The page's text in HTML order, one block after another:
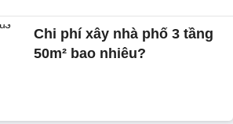
Chi phí xây nhà phố 3 tầng
50m² bao nhiêu?